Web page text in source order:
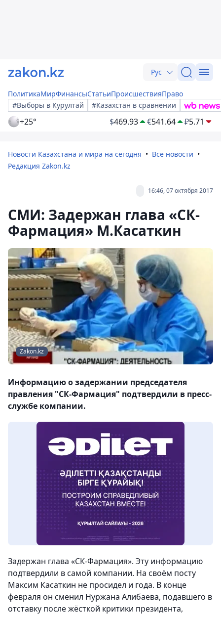
Рус
ПолитикаМирФинансыСтатьиПроисшествияПраво
#Выборы в Курултай
#Казахстан в сравнении
+25° $469.93 €541.64 ₽5.71
Новости Казахстана и мира на сегодня
Все новости
Редакция Zakon.kz
16:46, 07 октября 2017
СМИ: Задержан глава «СК-
Фармация» М.Касаткин
Zakon.kz
Информацию о задержании председателя
правления "СК-Фармация" подтвердили в пресс-
службе компании.
Задержан глава «СК-Фармация». Эту информацию
подтвердили в самой компании. На своём посту
Максим Касаткин не просидел и года. В конце
февраля он сменил Нуржана Алибаева, подавшего в
отставку после жёсткой критики президента,